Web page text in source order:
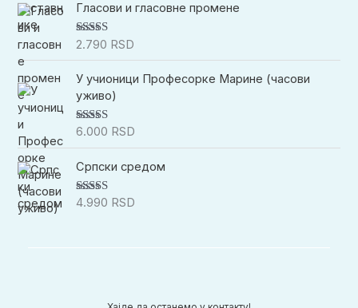
Гласови и гласовне промене
Оцењено са
2.790 RSD
У учионици Професорке Марине (часови
уживо)
Оцењено са
6.000 RSD
Српски средом
Оцењено са
4.990 RSD